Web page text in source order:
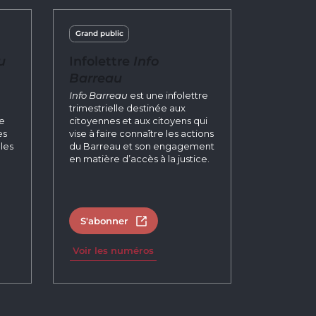
nouvel onglet
Grand public
Info Barreau est une infolettre
trimestrielle destinée aux
citoyennes et aux citoyens qui
vise à faire connaître les actions
du Barreau et son engagement
en matière d’accès à la justice.
S'abonner Ouvrir dans un nouvel onglet
Voir les numéros